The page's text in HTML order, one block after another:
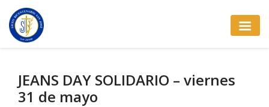
JEANS DAY SOLIDARIO – viernes
31 de mayo